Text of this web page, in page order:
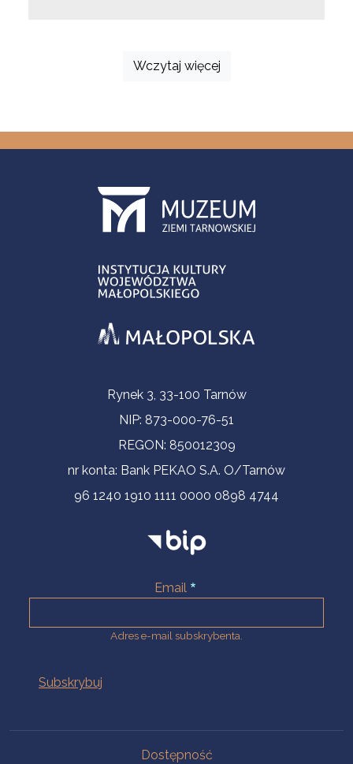
Wczytaj więcej
Informacje kontaktoweRynek 3, 33-100 Tarnów
NIP: 873-000-76-51
REGON: 850012309
nr konta: Bank PEKAO S.A. O/Tarnów
96 1240 1910 1111 0000 0898 4744
Email
Adres e-mail subskrybenta.
Dostępność